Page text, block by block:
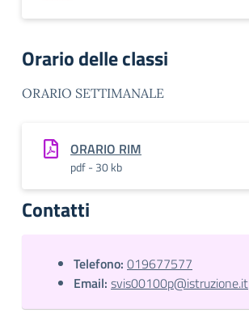
Orario delle classi
ORARIO SETTIMANALE
ORARIO RIM
pdf - 30 kb
Contatti
Telefono: 019677577
Email: svis00100p@istruzione.it